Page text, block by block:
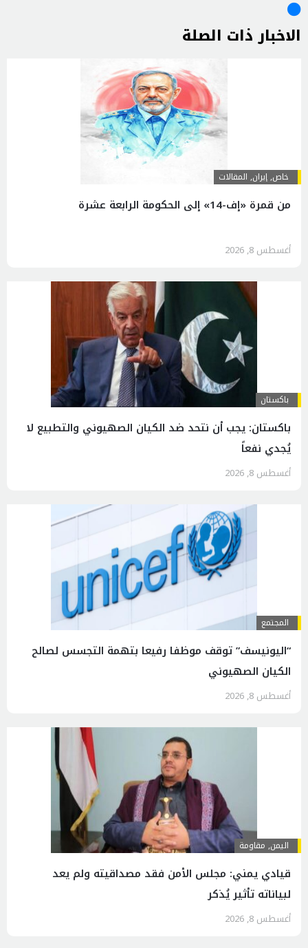
الاخبار ذات الصلة
خاص,إيران, المقالات
من قمرة «إف-14» إلى الحكومة الرابعة عشرة
أغسطس 8, 2026
باكستان
باكستان: يجب أن نتحد ضد الكيان الصهيوني والتطبيع لا
يُجدي نفعاً
أغسطس 8, 2026
المجتمع
“اليونيسف” توقف موظفا رفيعا بتهمة التجسس لصالح
الكيان الصهيوني
أغسطس 8, 2026
اليمن, مقاومة
قيادي يمني: مجلس الأمن فقد مصداقيته ولم يعد
لبياناته تأثير يُذكر
أغسطس 8, 2026